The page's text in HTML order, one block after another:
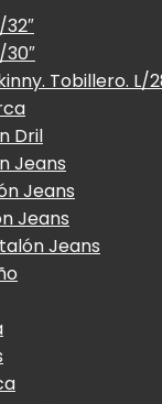
Tobillero. L/
Dril
Jeans
Jeans
Jeans
Jeans